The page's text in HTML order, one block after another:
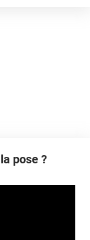
pose ?